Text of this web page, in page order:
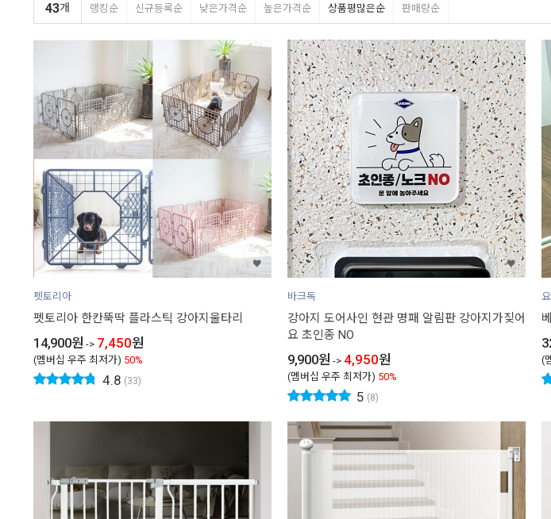
43개 랭킹순 신규등록순 낮은가격순 높은가격순 상품평많은순 판매량순
펫토리아
펫토리아 한칸뚝딱 플라스틱 강아지울타리
14,900원 -> 7,450원
(멤버십 우주 최저가) 50%
4.8 (33)
바크독
강아지 도어사인 현관 명패 알림판 강아지가짖어
요 초인종 NO
9,900원 -> 4,950원
(멤버십 우주 최저가) 50%
5 (8)
(